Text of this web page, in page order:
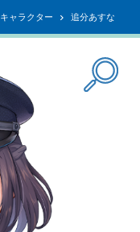
キャラクター 追分あすな